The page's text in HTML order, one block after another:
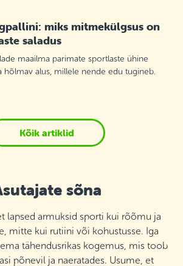
miks mitmekülgsus on
saladus
maailma parimate sportlaste ühine
hõlmav alus, millele nende edu tugineb.
Kõik artiklid
sõna
lapsed armuksid sporti kui rõõmu ja
mitte kui rutiini või kohustusse. Iga
tähendusrikas kogemus, mis toob
põnevil ja naeratades. Usume, et